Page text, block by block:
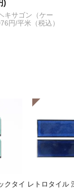
)
キサゴン（ケー
円/平米（税込）
クタイ レトロタイル